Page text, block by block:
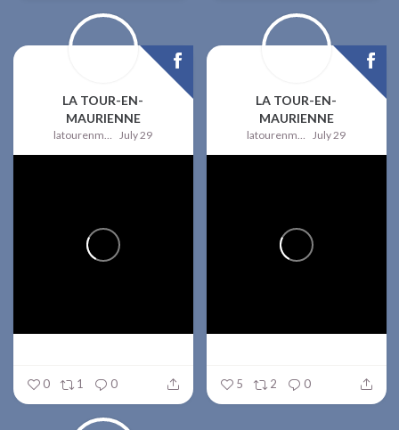
LA TOUR-EN-
MAURIENNE
latourenmaurienne July 29
0 1 0
LA TOUR-EN-
MAURIENNE
latourenmaurienne July 29
5 2 0